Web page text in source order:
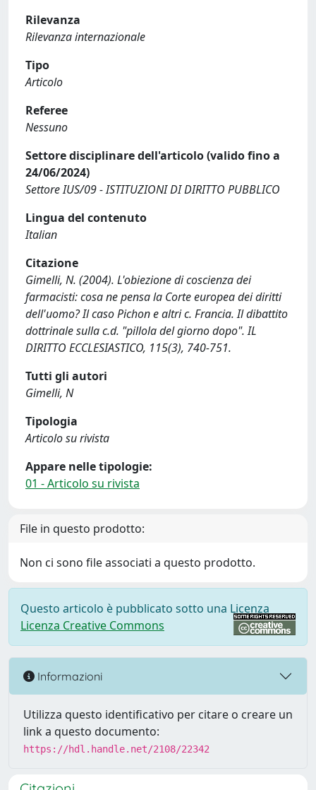
Rilevanza
Rilevanza internazionale
Tipo
Articolo
Referee
Nessuno
Settore disciplinare dell'articolo (valido fino a
24/06/2024)
Settore IUS/09 - ISTITUZIONI DI DIRITTO PUBBLICO
Lingua del contenuto
Italian
Citazione
Gimelli, N. (2004). L'obiezione di coscienza dei
farmacisti: cosa ne pensa la Corte europea dei diritti
dell'uomo? Il caso Pichon e altri c. Francia. Il dibattito
dottrinale sulla c.d. "pillola del giorno dopo". IL
DIRITTO ECCLESIASTICO, 115(3), 740-751.
Tutti gli autori
Gimelli, N
Tipologia
Articolo su rivista
Appare nelle tipologie:
01 - Articolo su rivista
File in questo prodotto:
Non ci sono file associati a questo prodotto.
Questo articolo è pubblicato sotto una Licenza
Licenza Creative Commons
Informazioni
Utilizza questo identificativo per citare o creare un
link a questo documento:
https://hdl.handle.net/2108/22342